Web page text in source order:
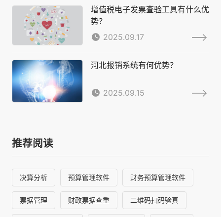
增值税电子发票查验工具有什么优
势？
2025.09.17
河北报销系统有何优势？
2025.09.15
推荐阅读
决算分析 预算管理软件 财务预算管理软件
票据管理 财政票据查重 二维码扫码验真